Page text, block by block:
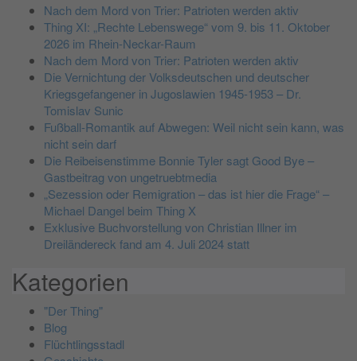
Nach dem Mord von Trier: Patrioten werden aktiv
Thing XI: „Rechte Lebenswege“ vom 9. bis 11. Oktober
2026 im Rhein-Neckar-Raum
Nach dem Mord von Trier: Patrioten werden aktiv
Die Vernichtung der Volksdeutschen und deutscher
Kriegsgefangener in Jugoslawien 1945-1953 – Dr.
Tomislav Sunic
Fußball-Romantik auf Abwegen: Weil nicht sein kann, was
nicht sein darf
Die Reibeisenstimme Bonnie Tyler sagt Good Bye –
Gastbeitrag von ungetruebtmedia
„Sezession oder Remigration – das ist hier die Frage“ –
Michael Dangel beim Thing X
Exklusive Buchvorstellung von Christian Illner im
Dreiländereck fand am 4. Juli 2024 statt
Kategorien
"Der Thing"
Blog
Flüchtlingsstadl